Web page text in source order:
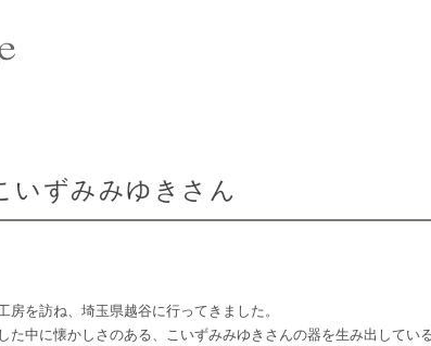
いずみみゆきさん
房を訪ね、埼玉県越谷に行ってきました。
た中に懐かしさのある、こいずみみゆきさんの器を生み出してい